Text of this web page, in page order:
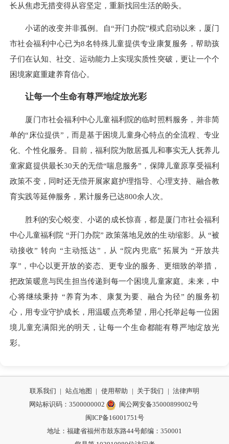
长从焦虑无措变得从容坚定，重新找回生活的盼头。
小诺的改变并非孤例。自“开门办院”模式启动以来，厦门
市社会福利中心已为8名特殊儿童提供专业康复服务，帮助孩
子们在认知、社交、运动能力上实现实质性突破，更让一个个
困境家庭重建养育信心。
让每一个生命有尊严地绽放光彩
厦门市社会福利中心儿童福利院的临时照料服务，并非简
单的“床位提供”，而是基于困境儿童身心特点的全流程、专业
化、个性化服务。目前，福利院为散居孤儿和事实无人抚养儿
童家庭提供最长30天的无偿“喘息服务”，保障儿童原享受福利
政策不变，同时还无偿开展家庭护理指导、心理支持、融合教
育实践等延伸服务，累计服务已达800余人次。
胜利的安心蜕变、小诺的成长惊喜，都是厦门市社会福利
中心儿童福利院 “开门办院” 政策落地见效的生动缩影。从 “被
动接收” 转向 “主动抵达”，从 “院内兜底” 拓展为 “开放共
享”，中心以更开放的姿态、更专业的服务、更细致的举措，
把政策暖意与民生担当传递到每一个困境儿童家庭。未来，中
心将继续秉持 “养育为本、康复为要、融合为径” 的服务初
心，用专业守护成长，用温暖点亮希望，用心托举起每一位困
境儿童充满阳光的明天，让每一个生命都能有尊严地绽放光
彩。
联系我们 | 站点地图 | 使用帮助 | 关于我们 | 法律声明
网站标识码：3500000002
闽公网安备35000899002号
闽ICP备16001751号
地址：福建省福州市鼓东路44号邮编：350001